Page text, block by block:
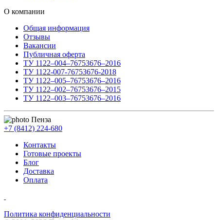
О компании
Общая информация
Отзывы
Вакансии
Публичная оферта
ТУ 1122–004–76753676–2016
ТУ 1122-007-76753676-2018
ТУ 1122–005–76753676–2016
ТУ 1122–002–76753676–2015
ТУ 1122–003–76753676–2016
Пенза
+7 (8412) 224-680
Контакты
Готовые проекты
Блог
Доставка
Оплата
Политика конфиденциальности